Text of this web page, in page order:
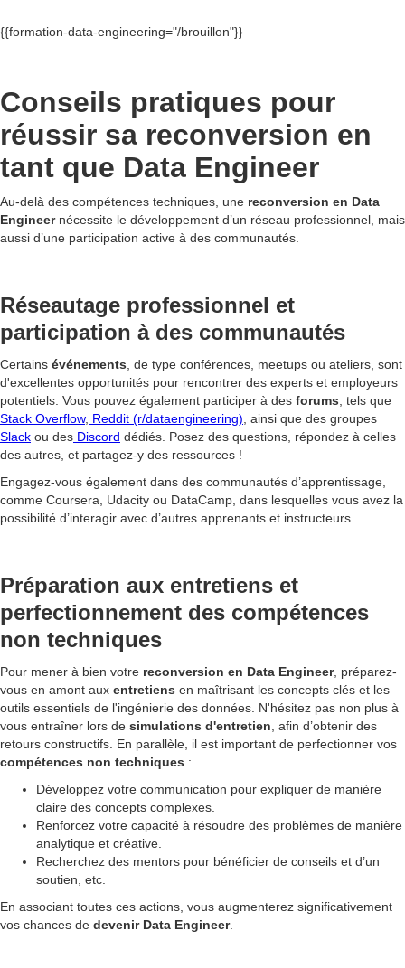
{{formation-data-engineering="/brouillon"}}
Conseils pratiques pour
réussir sa reconversion en
tant que Data Engineer
Au-delà des compétences techniques, une reconversion en Data
Engineer nécessite le développement d’un réseau professionnel, mais
aussi d’une participation active à des communautés.
Réseautage professionnel et
participation à des communautés
Certains événements , de type conférences, meetups ou ateliers, sont
d'excellentes opportunités pour rencontrer des experts et employeurs
potentiels. Vous pouvez également participer à des forums , tels que
Stack Overflow, Reddit (r/dataengineering) , ainsi que des groupes
Slack ou des Discord dédiés. Posez des questions, répondez à celles
des autres, et partagez-y des ressources !
Engagez-vous également dans des communautés d’apprentissage,
comme Coursera, Udacity ou DataCamp, dans lesquelles vous avez la
possibilité d’interagir avec d’autres apprenants et instructeurs.
Préparation aux entretiens et
perfectionnement des compétences
non techniques
Pour mener à bien votre reconversion en Data Engineer, préparez-
vous en amont aux entretiens en maîtrisant les concepts clés et les
outils essentiels de l'ingénierie des données. N'hésitez pas non plus à
vous entraîner lors de simulations d'entretien , afin d’obtenir des
retours constructifs. En parallèle, il est important de perfectionner vos
compétences non techniques :
Développez votre communication pour expliquer de manière
claire des concepts complexes.
Renforcez votre capacité à résoudre des problèmes de manière
analytique et créative.
Recherchez des mentors pour bénéficier de conseils et d’un
soutien, etc.
En associant toutes ces actions, vous augmenterez significativement
vos chances de devenir Data Engineer.